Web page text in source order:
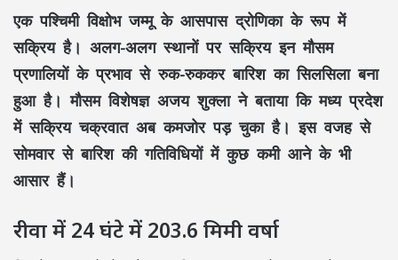
एक पश्चिमी विक्षोभ जम्मू के आसपास द्रोणिका के रूप में
सक्रिय है। अलग-अलग स्थानों पर सक्रिय इन मौसम
प्रणालियों के प्रभाव से रुक-रुककर बारिश का सिलसिला बना
हुआ है। मौसम विशेषज्ञ अजय शुक्ला ने बताया कि मध्य प्रदेश
में सक्रिय चक्रवात अब कमजोर पड़ चुका है। इस वजह से
सोमवार से बारिश की गतिविधियों में कुछ कमी आने के भी
आसार हैं।
रीवा में 24 घंटे में 203.6 मिमी वर्षा